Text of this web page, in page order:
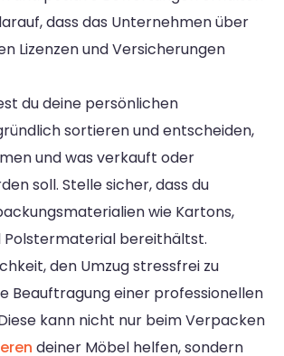
dass das Unternehmen über
Lizenzen und Versicherungen
du deine persönlichen
sortieren und entscheiden,
und was verkauft oder
soll. Stelle sicher, dass du
wie Kartons,
Polstermaterial bereithältst.
den Umzug stressfrei zu
Beauftragung einer professionellen
kann nicht nur beim Verpacken
deiner Möbel helfen, sondern